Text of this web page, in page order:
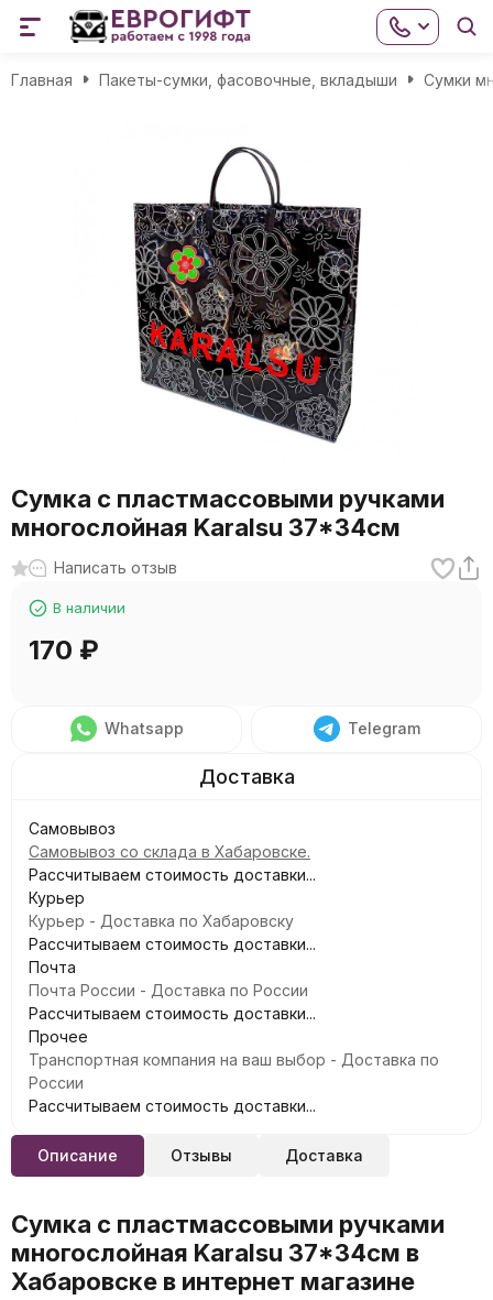
Главная Пакеты-сумки, фасовочные, вкладыши Сумки
Сумка с пластмассовыми ручками
многослойная Karalsu 37*34см
Написать отзыв
В наличии
170 ₽
Whatsapp Telegram
Самовывоз
Самовывоз со склада в Хабаровске.
Рассчитываем стоимость доставки...
Курьер
Курьер - Доставка по Хабаровску
Рассчитываем стоимость доставки...
Почта
Почта России - Доставка по России
Рассчитываем стоимость доставки...
Прочее
Транспортная компания на ваш выбор - Доставка по
России
Рассчитываем стоимость доставки...
Описание Отзывы Доставка
Сумка с пластмассовыми ручками
многослойная Karalsu 37*34см в
Хабаровске в интернет магазине